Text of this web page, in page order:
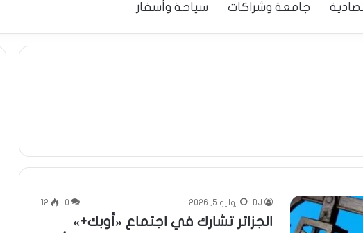
جامعة وشراكات سياحة وأسفار
DJ يوليو 5, 2026 0
12
الجزائر تشارك في اجتماع «أوبك+»